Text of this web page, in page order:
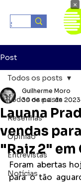
Post
Todos os posts
Resenhas
Opinião
Entrevistas
Notícias
Todos os posts
Lauana
vendas
"Raiz 2" em
Guilherme Moro
30 de mai. de 2023
Foram abertas
para o tão
×